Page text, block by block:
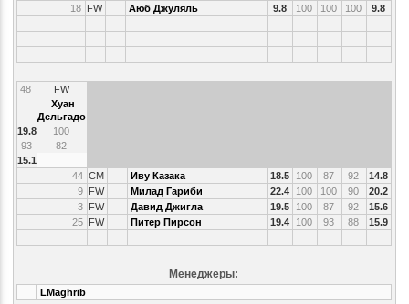
18
FW Аюб Джуляль 9.8 100 100 100 9.8
48
FW
Хуан
Дельгадо
19.8
100
93
82
15.1
44 CM Иву Казака 18.5 100 87 92
14.8
9
FW Милад Гариби 22.4 100 100 90
20.2
3
FW Давид Джигла 19.5 100 87 92
15.6
25
FW Питер Пирсон 19.4 100 93 88 15.9
Менеджеры:
LMaghrib